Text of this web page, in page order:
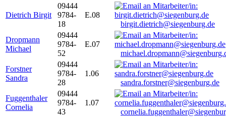
Dietrich Birgit
09444
9784-
18
E.08
birgit.dietrich@siegenburg.de
Dropmann
Michael
09444
9784-
52
E.07
Forstner
Sandra
09444
9784-
28
1.06
sandra.forstner@siegenburg.de
Fuggenthaler
Cornelia
09444
9784-
43
1.07